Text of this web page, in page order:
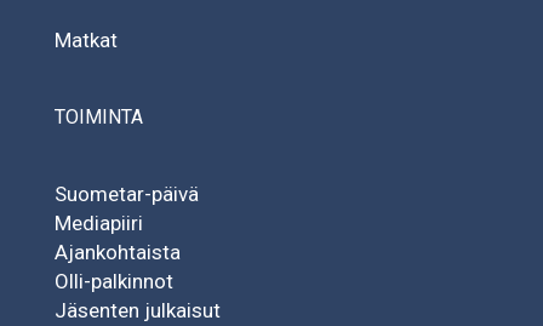
Matkat
TOIMINTA
Suometar-päivä
Mediapiiri
Ajankohtaista
Olli-palkinnot
Jäsenten julkaisut